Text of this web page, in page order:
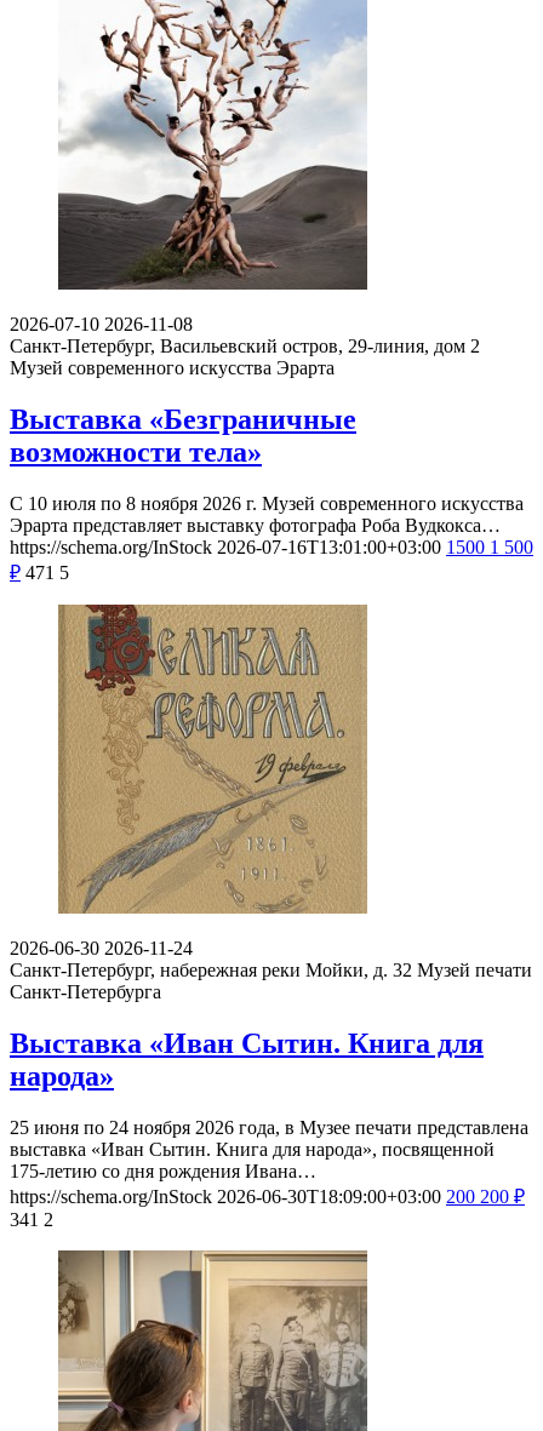
2026-07-10 2026-11-08
Санкт-Петербург, Васильевский остров, 29-линия, дом 2
Музей современного искусства Эрарта
Выставка «Безграничные
возможности тела»
С 10 июля по 8 ноября 2026 г. Музей современного искусства
Эрарта представляет выставку фотографа Роба Вудкокса…
https://schema.org/InStock 2026-07-16T13:01:00+03:00 1500 1 500
₽ 471 5
2026-06-30 2026-11-24
Санкт-Петербург, набережная реки Мойки, д. 32 Музей печати
Санкт-Петербурга
Выставка «Иван Сытин. Книга для
народа»
25 июня по 24 ноября 2026 года, в Музее печати представлена
выставка «Иван Сытин. Книга для народа», посвященной
175-летию со дня рождения Ивана…
https://schema.org/InStock 2026-06-30T18:09:00+03:00 200 200 ₽
341 2